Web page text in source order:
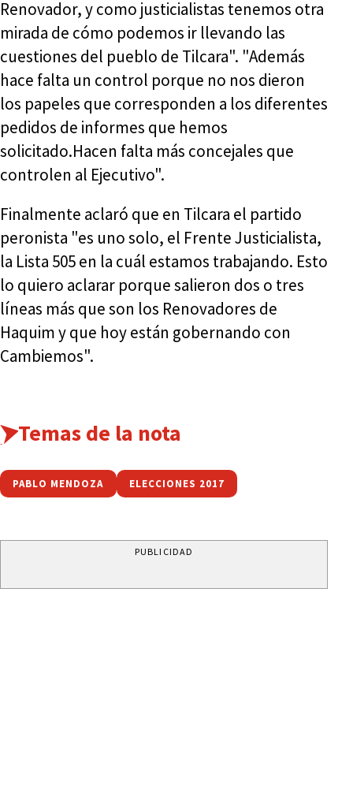
Renovador, y como justicialistas tenemos otra
mirada de cómo podemos ir llevando las
cuestiones del pueblo de Tilcara". "Además
hace falta un control porque no nos dieron
los papeles que corresponden a los diferentes
pedidos de informes que hemos
solicitado.Hacen falta más concejales que
controlen al Ejecutivo".
Finalmente aclaró que en Tilcara el partido
peronista "es uno solo, el Frente Justicialista,
la Lista 505 en la cuál estamos trabajando. Esto
lo quiero aclarar porque salieron dos o tres
líneas más que son los Renovadores de
Haquim y que hoy están gobernando con
Cambiemos".
Temas de la nota
PABLO MENDOZA ELECCIONES 2017
PUBLICIDAD